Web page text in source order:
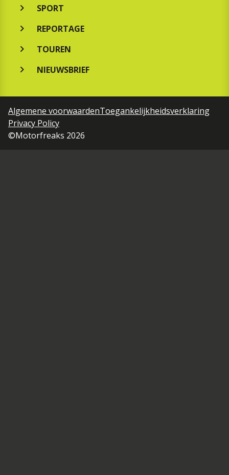
SPORT
REPORTAGE
TOUREN
NIEUWSBRIEF
Algemene voorwaardenToegankelijkheidsverklaring
Privacy Policy
©Motorfreaks 2026